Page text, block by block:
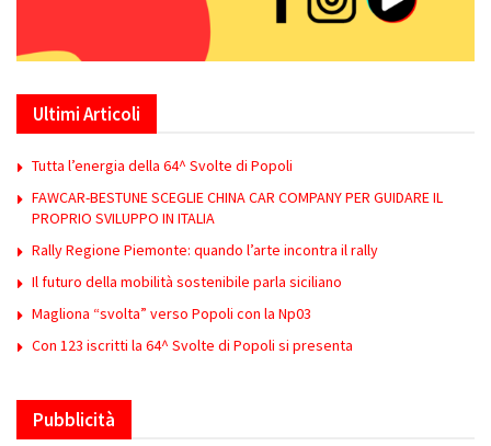
Ultimi Articoli
Tutta l’energia della 64^ Svolte di Popoli
FAWCAR-BESTUNE SCEGLIE CHINA CAR COMPANY PER GUIDARE IL
PROPRIO SVILUPPO IN ITALIA
Rally Regione Piemonte: quando l’arte incontra il rally
Il futuro della mobilità sostenibile parla siciliano
Magliona “svolta” verso Popoli con la Np03
Con 123 iscritti la 64^ Svolte di Popoli si presenta
Pubblicità